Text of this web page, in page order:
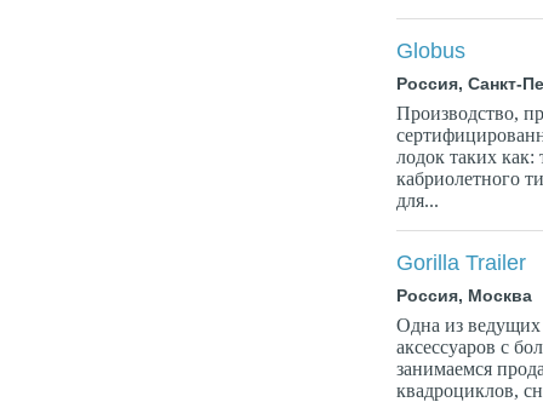
Globus
Россия, Санкт-
Производство,
лодок таких как:
кабриолетного
для...
Gorilla Trailer
Россия, Москва
Одна из ведущих
аксессуаров с
занимаемся
квадроциклов,